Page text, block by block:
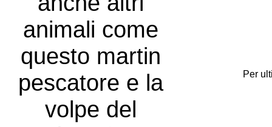
animali come
questo martin
pescatore e la
volpe del
Per